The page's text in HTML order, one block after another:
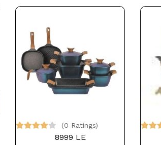
(0 Ratings)
8999 LE